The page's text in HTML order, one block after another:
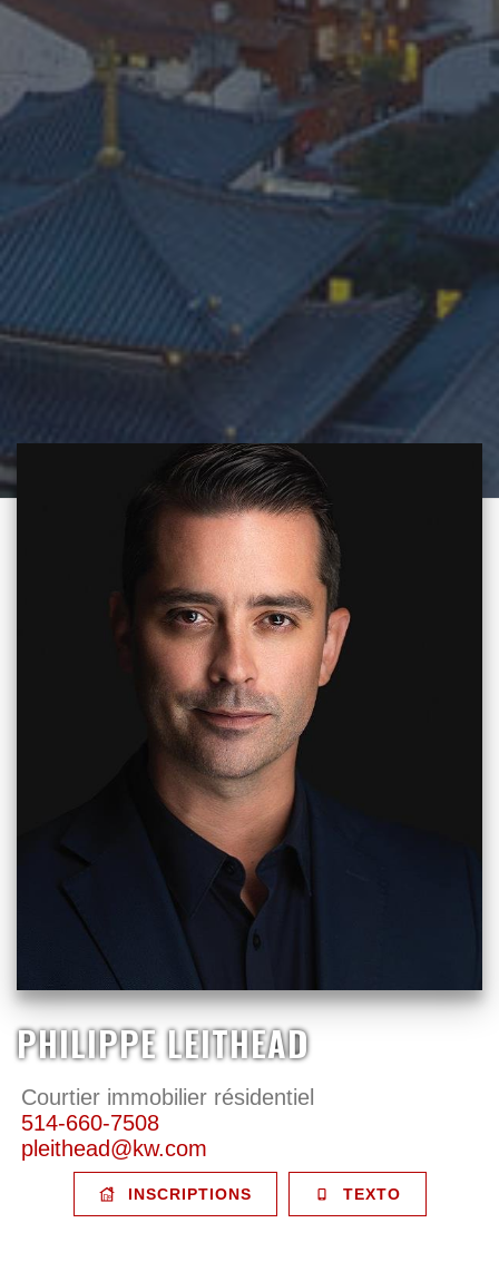
PHILIPPE LEITHEAD
Courtier immobilier résidentiel
514-660-7508
pleithead@kw.com
INSCRIPTIONS TEXTO